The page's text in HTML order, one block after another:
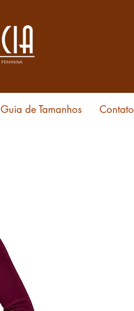
Guia de Tamanhos Contato